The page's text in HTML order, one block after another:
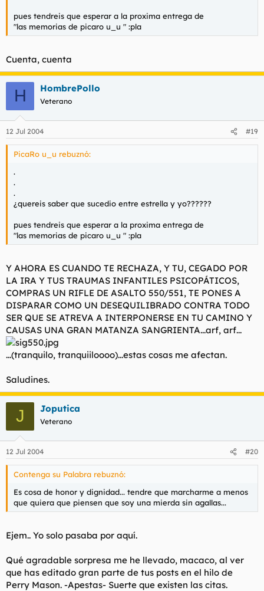
pues tendreis que esperar a la proxima entrega de
"las memorias de picaro u_u " :pla
Cuenta, cuenta
H HombrePollo
Veterano
12 Jul 2004 #19
PicaRo u_u rebuznó:
.
.
.
¿quereis saber que sucedio entre estrella y yo??????
pues tendreis que esperar a la proxima entrega de
"las memorias de picaro u_u " :pla
Y AHORA ES CUANDO TE RECHAZA, Y TU, CEGADO POR
LA IRA Y TUS TRAUMAS INFANTILES PSICOPÁTICOS,
COMPRAS UN RIFLE DE ASALTO 550/551, TE PONES A
DISPARAR COMO UN DESEQUILIBRADO CONTRA TODO
SER QUE SE ATREVA A INTERPONERSE EN TU CAMINO Y
CAUSAS UNA GRAN MATANZA SANGRIENTA...arf, arf...
...(tranquilo, tranquiiloooo)...estas cosas me afectan.
Saludines.
J Joputica
Veterano
12 Jul 2004 #20
Contenga su Palabra rebuznó:
Es cosa de honor y dignidad... tendre que marcharme a menos
que quiera que piensen que soy una mierda sin agallas...
Ejem.. Yo solo pasaba por aquí.
Qué agradable sorpresa me he llevado, macaco, al ver
que has editado gran parte de tus posts en el hilo de
Perry Mason. -Apestas- Suerte que existen las citas.